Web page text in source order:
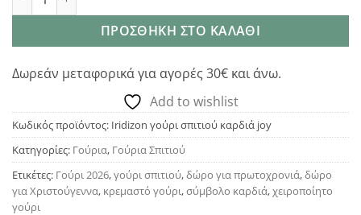
ΠΡΟΣΘΉΚΗ ΣΤΟ ΚΑΛΆΘΙ
Δωρεάν μεταφορικά για αγορές 30€ και άνω.
Add to wishlist
Κωδικός προϊόντος: Iridizon γούρι σπιτιού καρδιά joy
Κατηγορίες: Γούρια, Γούρια Σπιτιού
Ετικέτες: Γούρι 2026,γούρι σπιτιού,δώρο για πρωτοχρονιά,δώρο
για Χριστούγεννα, κρεμαστό γούρι,σύμβολο καρδιά,χειροποίητο
γούρι